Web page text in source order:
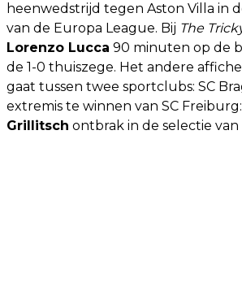
heenwedstrijd tegen Aston Villa in
van de Europa League. Bij The
Lorenzo Lucca 90 minuten op de
de 1-0 thuiszege. Het andere
gaat tussen twee sportclubs: SC
extremis te winnen van SC Freiburg:
Grillitsch ontbrak in de selectie